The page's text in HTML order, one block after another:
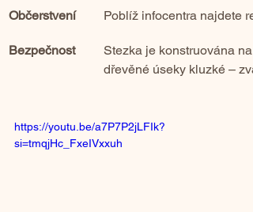
Občerstvení Poblíž infocentra najdete
Bezpečnost
Stezka je konstruována
dřevěné úseky kluzké –
https://youtu.be/a7P7P2jLFIk?
si=tmqjHc_FxeIVxxuh